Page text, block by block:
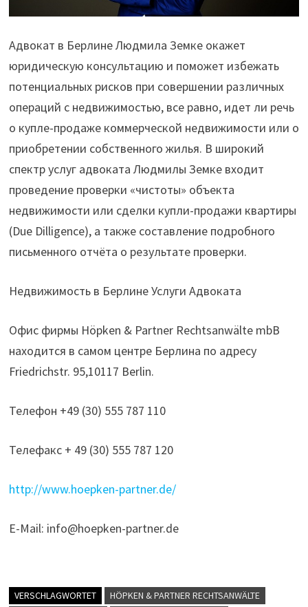
Адвокат в Берлине Людмила Земке окажет
юридическую консультацию и поможет избежать
потенциальных рисков при совершении различных
операций с недвижимостью, все равно, идет ли речь
о купле-продаже коммерческой недвижимости или о
приобретении собственного жилья. В широкий
спектр услуг адвоката Людмилы Земке входит
проведение проверки «чистоты» объекта
недвижимости или сделки купли-продажи квартиры
(Due Dilligence), а также составление подробного
письменного отчёта о результате проверки.
Недвижимость в Берлине Услуги Адвоката
Офис фирмы Höpken & Partner Rechtsanwälte mbB
находится в самом центре Берлина по адресу
Friedrichstr. 95,10117 Berlin.
Телефон +49 (30) 555 787 110
Телефакс + 49 (30) 555 787 120
http://www.hoepken-partner.de/
E-Mail: info@hoepken-partner.de
VERSCHLAGWORTET
HÖPKEN & PARTNER RECHTSANWÄLTE